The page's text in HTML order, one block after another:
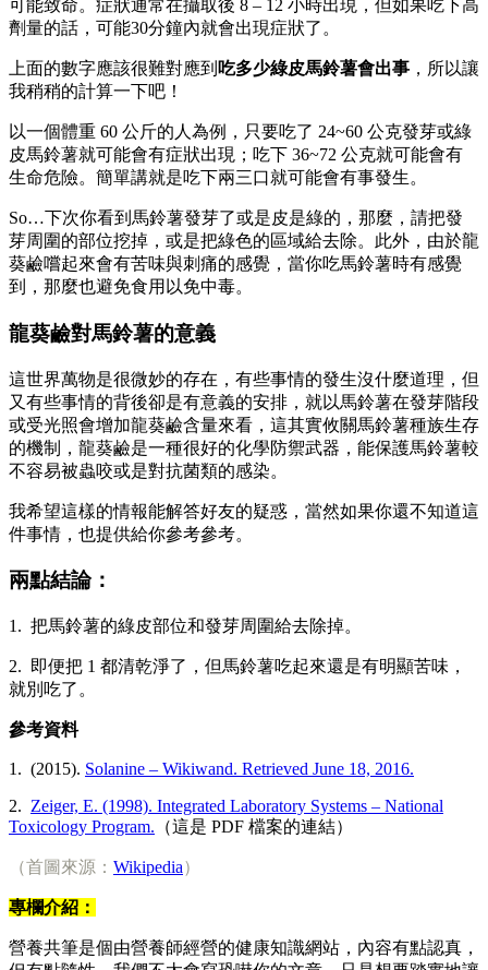
可能致命。症狀通常在攝取後 8 – 12 小時出現，但如果吃下高
劑量的話，可能30分鐘內就會出現症狀了。
上面的數字應該很難對應到 吃多少綠皮馬鈴薯會出事 ，所以讓
我稍稍的計算一下吧！
以一個體重 60 公斤的人為例，只要吃了 24~60 公克發芽或綠
皮馬鈴薯就可能會有症狀出現；吃下 36~72 公克就可能會有
生命危險。簡單講就是吃下兩三口就可能會有事發生。
So…下次你看到馬鈴薯發芽了或是皮是綠的，那麼，請把發
芽周圍的部位挖掉，或是把綠色的區域給去除。此外，由於龍
葵鹼嚐起來會有苦味與刺痛的感覺，當你吃馬鈴薯時有感覺
到，那麼也避免食用以免中毒。
龍葵鹼對馬鈴薯的意義
這世界萬物是很微妙的存在，有些事情的發生沒什麼道理，但
又有些事情的背後卻是有意義的安排，就以馬鈴薯在發芽階段
或受光照會增加龍葵鹼含量來看，這其實攸關馬鈴薯種族生存
的機制，龍葵鹼是一種很好的化學防禦武器，能保護馬鈴薯較
不容易被蟲咬或是對抗菌類的感染。
我希望這樣的情報能解答好友的疑惑，當然如果你還不知道這
件事情，也提供給你參考參考。
兩點結論：
1. 把馬鈴薯的綠皮部位和發芽周圍給去除掉。
2. 即便把 1 都清乾淨了，但馬鈴薯吃起來還是有明顯苦味，
就別吃了。
參考資料
1. (2015). Solanine – Wikiwand. Retrieved June 18, 2016.
2. Zeiger, E. (1998). Integrated Laboratory Systems – National
Toxicology Program. （這是 PDF 檔案的連結）
（首圖來源： Wikipedia）
專欄介紹：
營養共筆是個由營養師經營的健康知識網站，內容有點認真，